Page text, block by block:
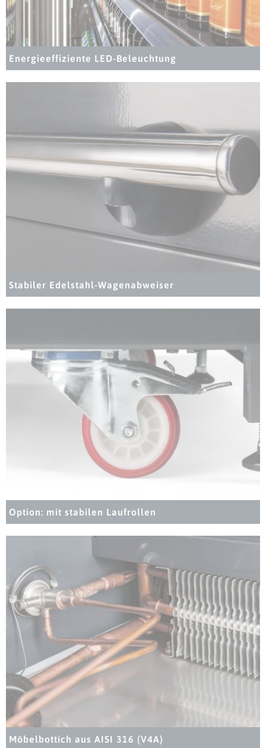
Energieeffiziente LED-Beleuchtung
Stabiler Edelstahl-Wagenabweiser
Option: mit stabilen Laufrollen
Möbelbottich aus AISI 316 (V4A)